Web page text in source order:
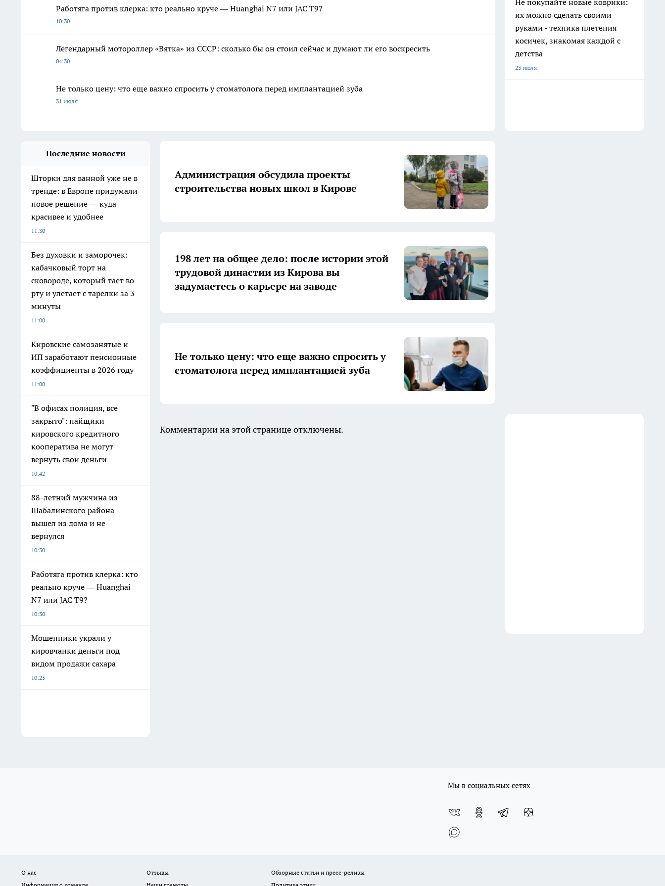
Работяга против клерка: кто реально круче — Huanghai N7 или JAC T9?
10:30
Легендарный мотороллер «Вятка» из СССР: сколько бы он стоил сейчас и думают ли его воскресить
04:30
Не только цену: что еще важно спросить у стоматолога перед имплантацией зуба
31 июля
Не покупайте новые коврики:
их можно сделать своими
руками - техника плетения
косичек, знакомая каждой с
детства
23 июля
Последние новости
Шторки для ванной уже не в
тренде: в Европе придумали
новое решение — куда
красивее и удобнее
11:30
Без духовки и заморочек:
кабачковый торт на
сковороде, который тает во
рту и улетает с тарелки за 3
минуты
11:00
Кировские самозанятые и
ИП заработают пенсионные
коэффициенты в 2026 году
11:00
"В офисах полиция, все
закрыто": пайщики
кировского кредитного
кооператива не могут
вернуть свои деньги
10:42
88-летний мужчина из
Шабалинского района
вышел из дома и не
вернулся
10:30
Работяга против клерка: кто
реально круче — Huanghai
N7 или JAC T9?
10:30
Мошенники украли у
кировчанки деньги под
видом продажи сахара
10:25
Администрация обсудила проекты
строительства новых школ в Кирове
198 лет на общее дело: после истории этой
трудовой династии из Кирова вы
задумаетесь о карьере на заводе
Не только цену: что еще важно спросить у
стоматолога перед имплантацией зуба
Комментарии на этой странице отключены.
Мы в социальных сетях
О нас Отзывы
Обзорные статьи и пресс-релизы